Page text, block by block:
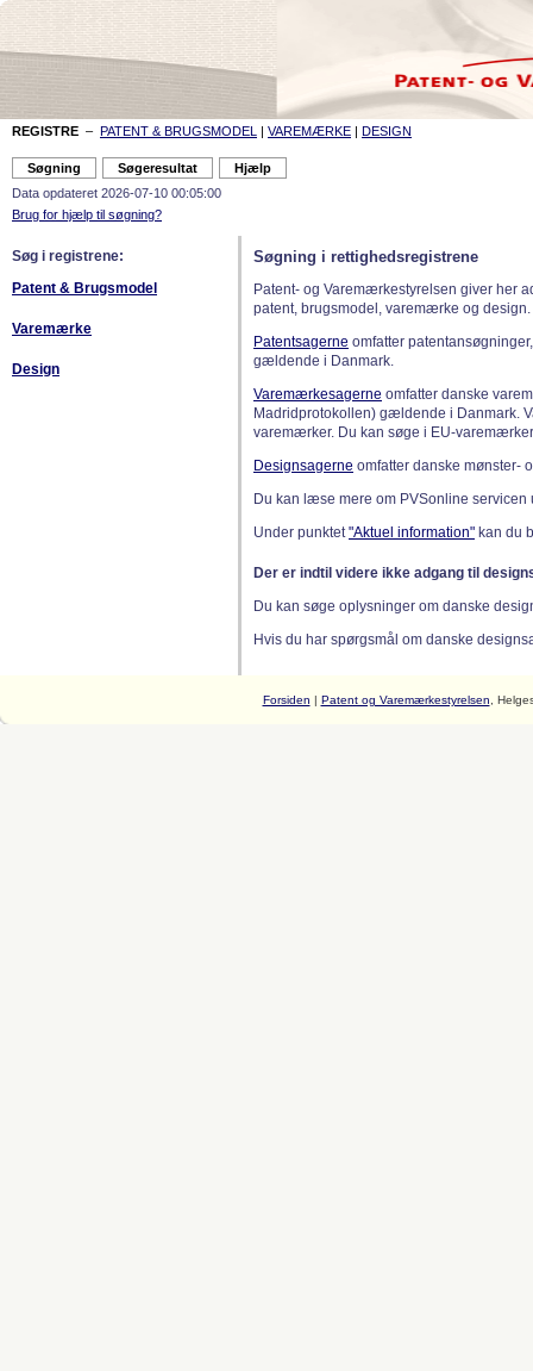
REGISTRE – PATENT & BRUGSMODEL | VAREMÆRKE | DESIGN
Data opdateret 2026-07-10 00:05:00
Brug for hjælp til søgning?
Søg i registrene:
Patent & Brugsmodel
Varemærke
Design
Søgning i rettighedsregistrene
Patent- og Varemærkestyrelsen giver her
patent, brugsmodel, varemærke og design.
Patentsagerne omfatter
gældende i Danmark.
Varemærkesagerne omfatter danske
Madridprotokollen) gældende i Danmark.
varemærker. Du kan søge i EU-
Designsagerne omfatter danske mønster-
Du kan læse mere om PVSonline
Under punktet"Aktuel information" kan du
Der er indtil videre ikke adgang til
Du kan søge oplysninger om danske
Hvis du har spørgsmål om danske
Forsiden | Patent og Varemærkestyrelsen ,